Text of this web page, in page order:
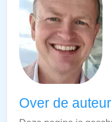
Over de auteur